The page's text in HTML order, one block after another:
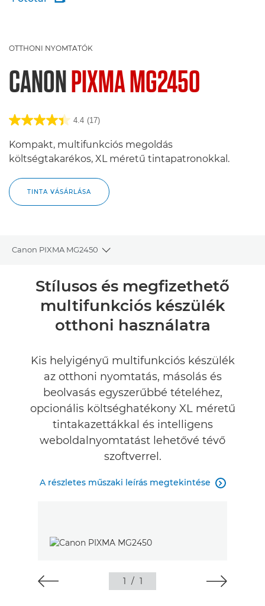
OTTHONI NYOMTATÓK
CANONPIXMA MG2450
4.4 (17)
Kompakt, multifunkciós megoldás
költségtakarékos, XL méretű tintapatronokkal.
TINTA VÁSÁRLÁSA
Canon PIXMA MG2450
Toggle breadcrumbs
Áttekintés
Műszaki adatok
Támogatás
TINTA VÁSÁRLÁSA
Stílusos és megfizethető
multifunkciós készülék
otthoni használatra
Kis helyigényű multifunkciós készülék
az otthoni nyomtatás, másolás és
beolvasás egyszerűbbé tételéhez,
opcionális költséghatékony XL méretű
tintakazettákkal és intelligens
weboldalnyomtatást lehetővé tévő
szoftverrel.
A részletes műszaki leírás megtekintése 
1 / 1